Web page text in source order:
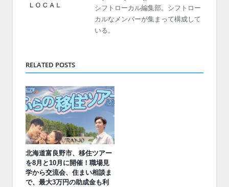
シフトローカル編集部。シフトロー
カルなメンバーが集まって構成して
いる。
RELATED POSTS
北海道富良野市、移住ツアー
を8月と10月に開催！職場見
学から交流会、住まい相談ま
で、最大3万円の助成金も利